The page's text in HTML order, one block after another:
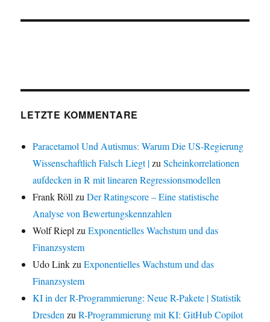
LETZTE KOMMENTARE
Paracetamol Und Autismus: Warum Die US-Regierung
Wissenschaftlich Falsch Liegt |zuScheinkorrelationen
aufdecken in R mit linearen Regressionsmodellen
Frank RöllzuDer Ratingscore – Eine statistische
Analyse von Bewertungskennzahlen
Wolf RieplzuExponentielles Wachstum und das
Finanzsystem
Udo LinkzuExponentielles Wachstum und das
Finanzsystem
KI in der R-Programmierung: Neue R-Pakete | Statistik
DresdenzuR-Programmierung mit KI: GitHub Copilot